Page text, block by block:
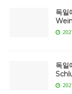
독일
독일